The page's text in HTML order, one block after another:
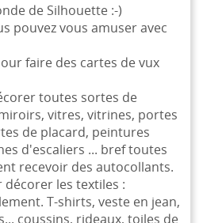
de Silhouette :-)
pouvez vous amuser avec
faire des cartes de vux
toutes sortes de
vitres, vitrines, portes
de placard, peintures
d'escaliers ... bref toutes
recevoir des autocollants.
décorer les textiles :
T-shirts, veste en jean,
coussins, rideaux, toiles de